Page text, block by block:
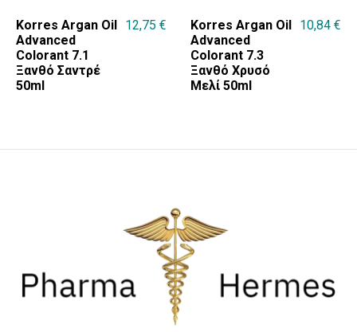
Korres Argan Oil
Advanced
Colorant 7.1
Ξανθό Σαντρέ
50ml
12,75 €
Korres Argan Oil
Advanced
Colorant 7.3
Ξανθό Χρυσό
Μελί 50ml
10,84 €